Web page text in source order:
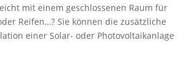
mit einem geschlossenen Raum für
Reifen…? Sie können die zusätzliche
einer Solar- oder Photovoltaikanlage